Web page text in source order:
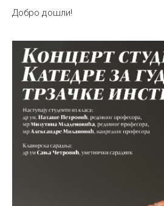
Добро дошли!